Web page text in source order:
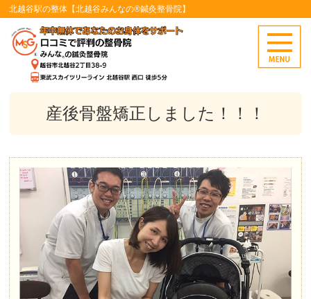
北越谷駅の整体【北越谷みんなの®鍼灸整骨院】
産後骨盤矯正しました！！！